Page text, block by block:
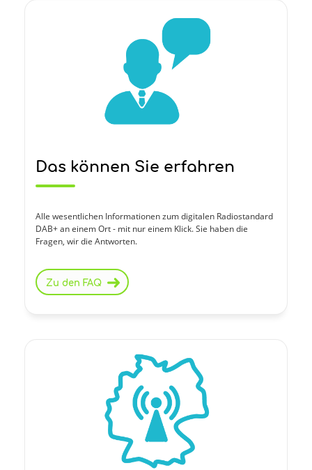
Das können Sie erfahren
Alle wesentlichen Informationen zum digitalen Radiostandard
DAB+ an einem Ort - mit nur einem Klick. Sie haben die
Fragen, wir die Antworten.
Zu den FAQ